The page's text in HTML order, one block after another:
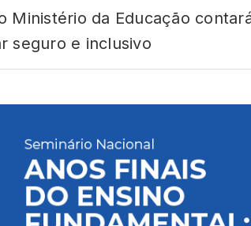
Ministério da Educação
seguro e inclusivo